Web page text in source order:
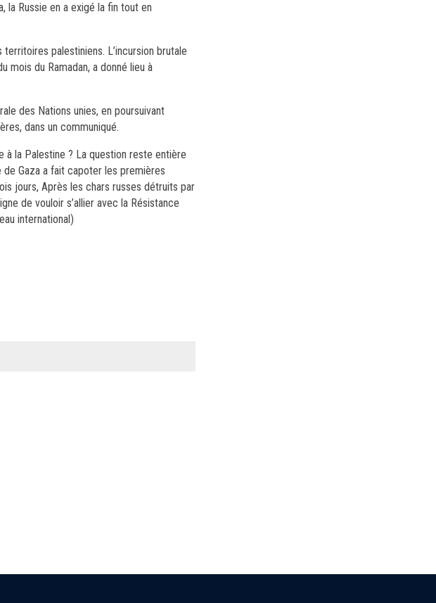
la Russie en a exigé la fin tout en
palestiniens. L’incursion brutale
mois du Ramadan, a donné lieu à
des Nations unies, en poursuivant
dans un communiqué.
à la Palestine ? La question reste entière
de Gaza a fait capoter les premières
jours, Après les chars russes détruits par
de vouloir s’allier avec la Résistance
international)